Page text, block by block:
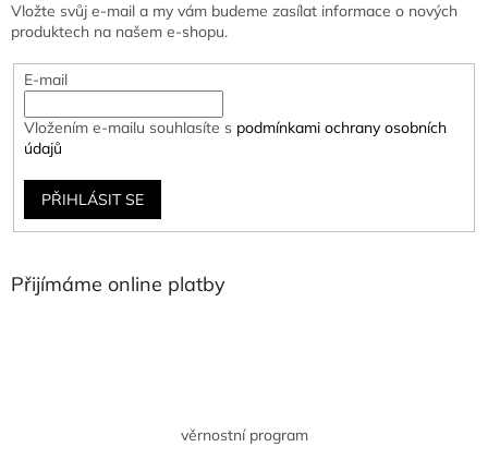
Vložte svůj e-mail a my vám budeme zasílat informace o nových
produktech na našem e-shopu.
E-mail
Vložením e-mailu souhlasíte s podmínkami ochrany osobních
údajů
PŘIHLÁSIT SE
Přijímáme online platby
věrnostní program